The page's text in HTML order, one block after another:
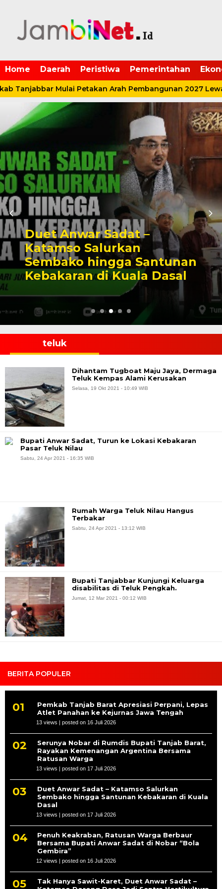
Home Daerah Peristiwa Pemerintahan
Tanjabbar Mulai Petakan Arah Pembangunan 2027 Lewat
Duet Anwar Sadat –
Katamso Salurkan
Sembako hingga Santunan
Kebakaran di Kuala Dasal
BERITA POPULER
Pemkab Tanjab Barat Apresiasi Perpani, Lepas
Atlet Panahan ke Kejurnas Jawa Tengah
13 views | posted on 16 Juli 2026
Serunya Nobar di Rumdis Bupati Tanjab Barat,
Rayakan Kemenangan Argentina Bersama
Ratusan Warga
13 views | posted on 17 Juli 2026
Duet Anwar Sadat – Katamso Salurkan
Sembako hingga Santunan Kebakaran di Kuala
Dasal
13 views | posted on 17 Juli 2026
Penuh Keakraban, Ratusan Warga Berbaur
Bersama Bupati Anwar Sadat di Nobar “Bola
Gembira”
12 views | posted on 16 Juli 2026
Tak Hanya Sawit-Karet, Duet Anwar Sadat –
teluk
Dihantam Tugboat Maju Jaya, Dermaga
Teluk Kempas Alami Kerusakan
Selasa, 19 Okt 2021 - 10:49 WIB
Bupati Anwar Sadat, Turun ke Lokasi Kebakaran
Pasar Teluk Nilau
Sabtu, 24 Apr 2021 - 16:35 WIB
Rumah Warga Teluk Nilau Hangus
Terbakar
Sabtu, 24 Apr 2021 - 13:12 WIB
Bupati Tanjabbar Kunjungi Keluarga
disabilitas di Teluk Pengkah.
Jumat, 12 Mar 2021 - 00:12 WIB